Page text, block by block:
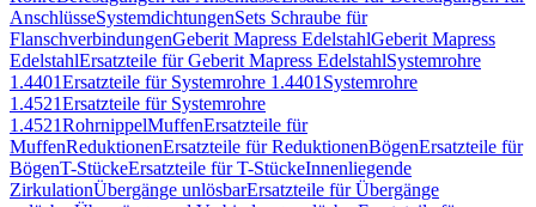
AnschlüsseSystemdichtungenSets Schraube für
FlanschverbindungenGeberit Mapress EdelstahlGeberit Mapress
EdelstahlErsatzteile für Geberit Mapress EdelstahlSystemrohre
1.4401Ersatzteile für Systemrohre 1.4401 Systemrohre
1.4521Ersatzteile für Systemrohre
1.4521RohrnippelMuffenErsatzteile für
MuffenReduktionenErsatzteile für ReduktionenBögenErsatzteile für
BögenT-StückeErsatzteile für T-StückeInnenliegende
ZirkulationÜbergänge unlösbarErsatzteile für Übergänge